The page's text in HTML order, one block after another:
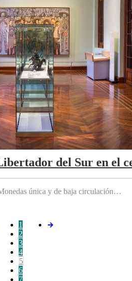
del Sur en el
única y de baja circulación…
1
2
3
4
5
6
7